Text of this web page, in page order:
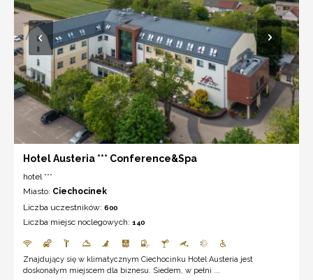
Hotel Austeria *** Conference&Spa
hotel ***
Miasto: Ciechocinek
Liczba uczestników: 600
Liczba miejsc noclegowych: 140
Znajdujący się w klimatycznym Ciechocinku Hotel Austeria jest
doskonałym miejscem dla biznesu. Siedem, w pełni ...